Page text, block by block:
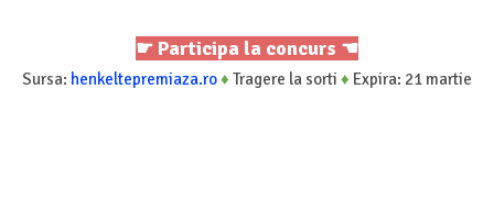
☛ Participa la concurs ☚
Sursa: henkeltepremiaza.ro♦ Tragere la sorti ♦ Expira: 21 martie